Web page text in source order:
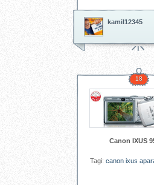
kamil12345
18
Canon IXUS
Tagi: canon ixus